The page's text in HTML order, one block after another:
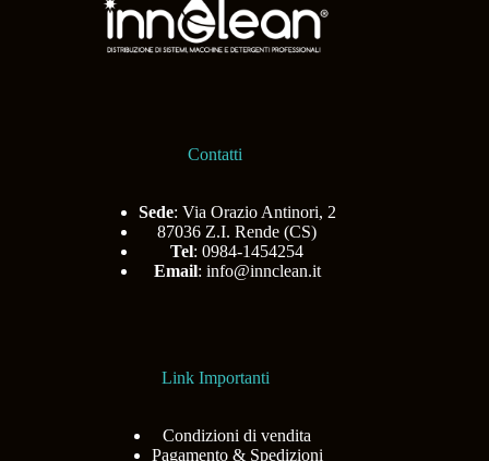
Contatti
Sede: Via Orazio Antinori, 2
87036 Z.I. Rende (CS)
Tel: 0984-1454254
Email: info@innclean.it
Link Importanti
Condizioni di vendita
Pagamento & Spedizioni